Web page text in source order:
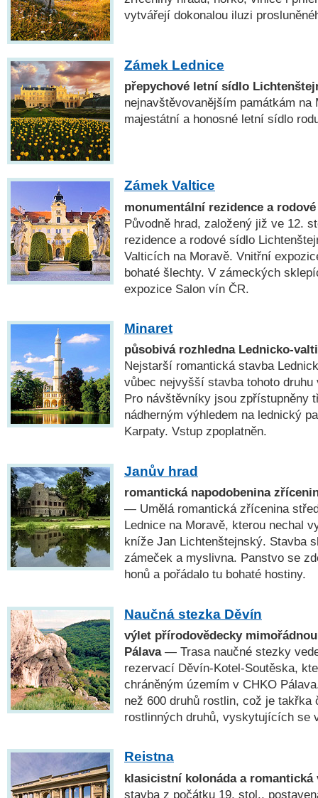
vytvářejí dokonalou iluzi
Zámek Lednice
přepychové letní sídlo
nejnavštěvovanějším památkám na
majestátní a honosné letní sídlo
Zámek Valtice
monumentální rezidence a
Původně hrad, založený již ve 12.
rezidence a rodové sídlo
Valticích na Moravě. Vnitřní
bohaté šlechty. V zámeckých
expozice Salon vín ČR.
Minaret
působivá rozhledna Lednicko-
Nejstarší romantická stavba
vůbec nejvyšší stavba tohoto
Pro návštěvníky jsou zpřístupněny
nádherným výhledem na lednický
Karpaty. Vstup zpoplatněn.
Janův hrad
romantická napodobenina
— Umělá romantická zřícenina
Lednice na Moravě, kterou nechal
kníže Jan Lichtenštejnský. Stavba
zámeček a myslivna. Panstvo se
honů a pořádalo tu bohaté hostiny.
Naučná stezka Děvín
výlet přírodovědecky
Pálava— Trasa naučné stezky
rezervací Děvín-Kotel-Soutěska,
chráněným územím v CHKO
než 600 druhů rostlin, což je takřka
rostlinných druhů, vyskytujících se
Reistna
klasicistní kolonáda a romantická
stavba z počátku 19. stol.,